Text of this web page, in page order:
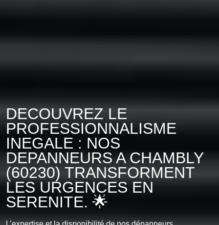
DECOUVREZ LE
PROFESSIONNALISME
INEGALE : NOS
DEPANNEURS A CHAMBLY
(60230) TRANSFORMENT
LES URGENCES EN
SERENITE. 🌟